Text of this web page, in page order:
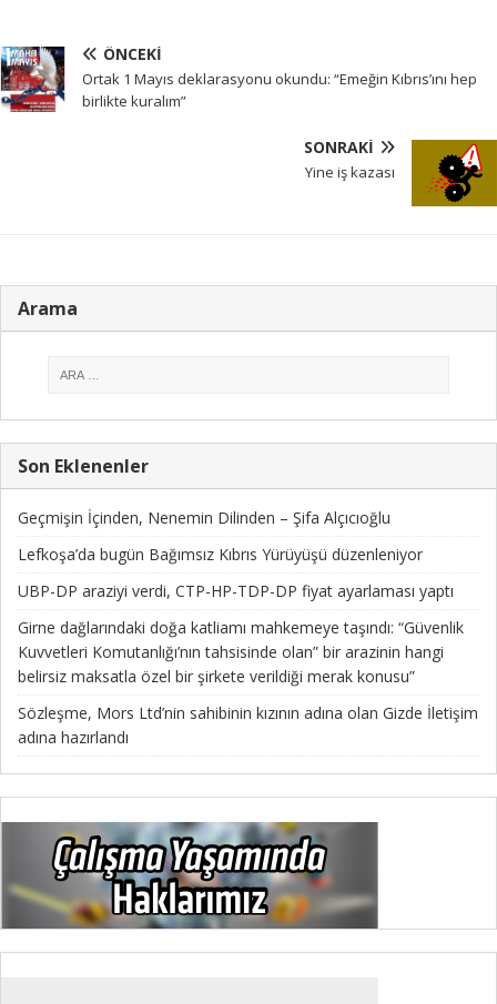
ÖNCEKI
Ortak 1 Mayıs deklarasyonu okundu: “Emeğin Kıbrıs’ını hep
birlikte kuralım”
SONRAKI
Yine iş kazası
Arama
Son Eklenenler
Geçmişin İçinden, Nenemin Dilinden – Şifa Alçıcıoğlu
Lefkoşa’da bugün Bağımsız Kıbrıs Yürüyüşü düzenleniyor
UBP-DP araziyi verdi, CTP-HP-TDP-DP fiyat ayarlaması yaptı
Girne dağlarındaki doğa katliamı mahkemeye taşındı: “Güvenlik
Kuvvetleri Komutanlığı’nın tahsisinde olan” bir arazinin hangi
belirsiz maksatla özel bir şirkete verildiği merak konusu”
Sözleşme, Mors Ltd’nin sahibinin kızının adına olan Gizde İletişim
adına hazırlandı